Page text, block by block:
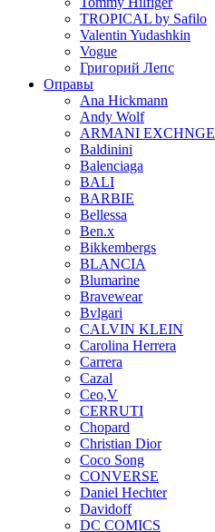
TROPICAL by Safilo
Valentin Yudashkin
Vogue
Григорий Лепс
Оправы
Ana Hickmann
Andy Wolf
ARMANI EXCHNGE
Baldinini
Balenciaga
BALI
BARBIE
Bellessa
Ben.x
Bikkembergs
BLANCIA
Blumarine
Bravewear
Bvlgari
CALVIN KLEIN
Carolina Herrera
Carrera
Cazal
Ceo,V
CERRUTI
Chopard
Christian Dior
Coco Song
CONVERSE
Daniel Hechter
Davidoff
DC COMICS